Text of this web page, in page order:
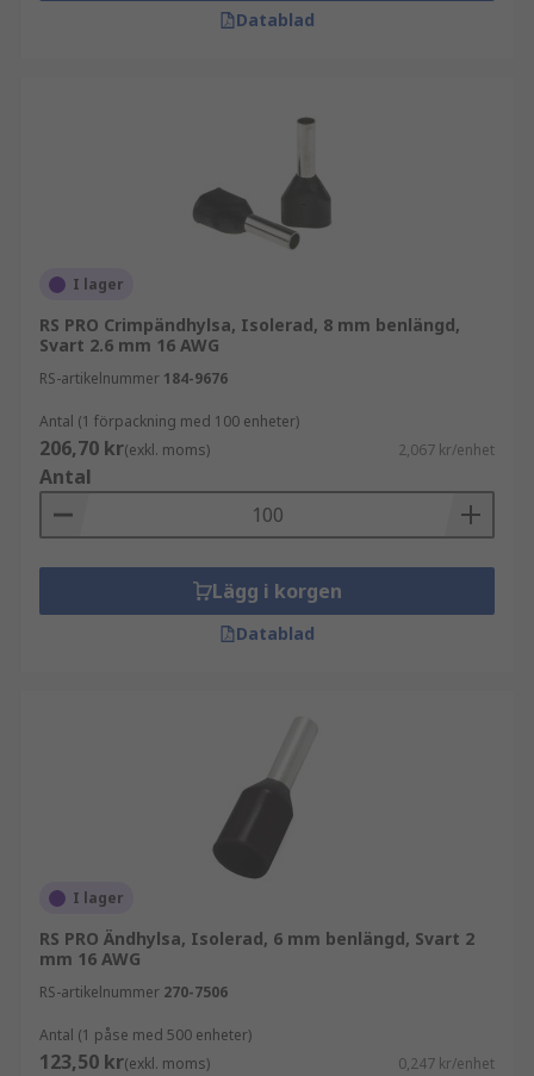
Datablad
I lager
RS PRO Crimpändhylsa, Isolerad, 8 mm benlängd,
Svart 2.6 mm 16 AWG
RS-artikelnummer 184-9676
Antal (1 förpackning med 100 enheter)
206,70 kr(exkl. moms) 2,067 kr/enhet
Antal
Lägg i korgen
Datablad
I lager
RS PRO Ändhylsa, Isolerad, 6 mm benlängd, Svart 2
mm 16 AWG
RS-artikelnummer 270-7506
Antal (1 påse med 500 enheter)
123,50 kr(exkl. moms) 0,247 kr/enhet